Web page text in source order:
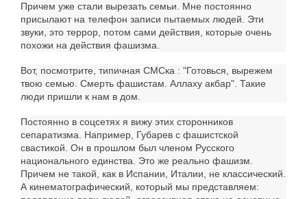
Причем уже стали вырезать семьи. Мне постоянно
присылают на телефон записи пытаемых людей. Эти
звуки, это террор, потом сами действия, которые очень
похожи на действия фашизма.
Вот, посмотрите, типичная СМСка : "Готовься, вырежем
твою семью. Смерть фашистам. Аллаху акбар". Такие
люди пришли к нам в дом.
Постоянно в соцсетях я вижу этих сторонников
сепаратизма. Например, Губарев с фашистской
свастикой. Он в прошлом был членом Русского
национального единства. Это же реально фашизм.
Причем не такой, как в Испании, Италии, не классический.
А кинематографический, который мы представляем: